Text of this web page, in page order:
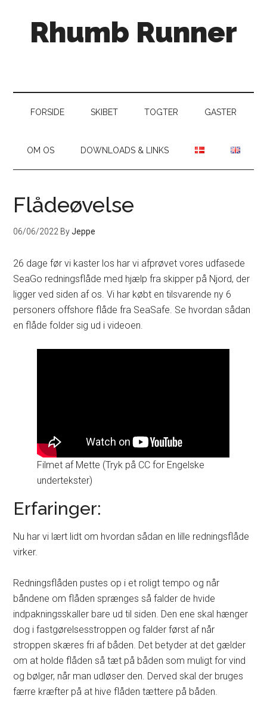
secondaryRhumb Runner
FORSIDE SKIBET TOGTER GASTER
OM OS DOWNLOADS & LINKS
Flådeøvelse
06/06/2022 ByJeppe
26 dage før vi kaster los har vi afprøvet vores udfasede
SeaGo redningsflåde med hjælp fra skipper på Njord, der
ligger ved siden af os. Vi har købt en tilsvarende ny 6
personers offshore flåde fra SeaSafe. Se hvordan sådan
en flåde folder sig ud i videoen.
Filmet af Mette (Tryk på CC for Engelske
undertekster)
Erfaringer:
Nu har vi lært lidt om hvordan sådan en lille redningsflåde
virker.
Redningsflåden pustes op i et roligt tempo og når
båndene om flåden sprænges så falder de hvide
indpakningsskaller bare ud til siden. Den ene skal hænger
dog i fastgørelsesstroppen og falder først af når
stroppen skæres fri af båden. Det betyder at det gælder
om at holde flåden så tæt på båden som muligt for vind
og bølger, når man udløser den. Derved skal der bruges
færre kræfter på at hive flåden tættere på båden.